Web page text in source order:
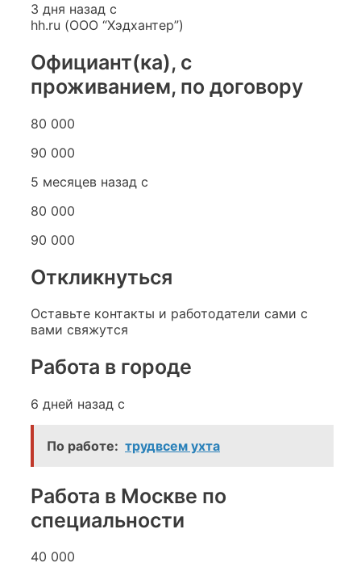
3 дня назад с
hh.ru (ООО “Хэдхантер”)
Официант(ка), с
проживанием, по договору
80 000
90 000
5 месяцев назад с
80 000
90 000
Откликнуться
Оставьте контакты и работодатели сами с
вами свяжутся
Работа в городе
6 дней назад с
По работе: трудвсем ухта
Работа в Москве по
специальности
40 000